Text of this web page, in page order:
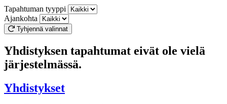
Tapahtuman tyyppi
Ajankohta
Tyhjennä valinnat
Yhdistyksen tapahtumat eivät ole vielä
järjestelmässä.
Yhdistykset